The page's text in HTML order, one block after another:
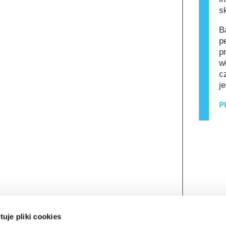
pliki cookies